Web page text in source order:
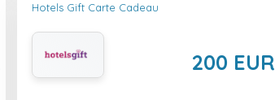
Hotels Gift Carte Cadeau
200 EUR